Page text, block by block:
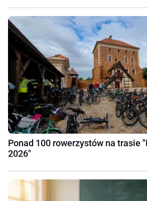
Ponad 100 rowerzystów na trasie
2026"